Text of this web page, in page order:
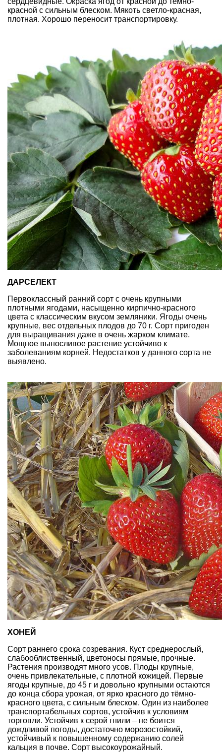
красной с сильным блеском. Мякоть светло-красная,
плотная. Хорошо переносит транспортировку.
ДАРСЕЛЕКТ
Первоклассный ранний сорт с очень крупными
плотными ягодами, насыщенно кирпично-красного
цвета с классическим вкусом земляники. Ягоды очень
крупные, вес отдельных плодов до 70 г. Сорт пригоден
для выращивания даже в очень жарком климате.
Мощное выносливое растение устойчиво к
заболеваниям корней. Недостатков у данного сорта не
выявлено.
ХОНЕЙ
Сорт раннего срока созревания. Куст среднерослый,
слабооблиственный, цветоносы прямые, прочные.
Растения производят много усов. Плоды крупные,
очень привлекательные, с плотной кожицей. Первые
ягоды крупные, до 45 г и довольно крупными остаются
до конца сбора урожая, от ярко красного до тёмно-
красного цвета, с сильным блеском. Один из наиболее
транспортабельных сортов, устойчив к условиям
торговли. Устойчив к серой гнили – не боится
дождливой погоды, достаточно морозостойкий,
устойчивый к повышенному содержанию солей
кальция в почве. Сорт высокоурожайный.